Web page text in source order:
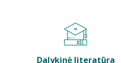
Dalykinė literatūra